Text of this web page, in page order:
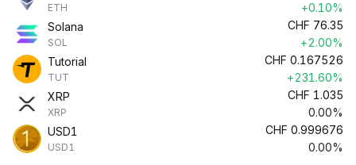
ETH
+0.10%
Solana
SOL
CHF 76.35
+2.00%
Tutorial
TUT
CHF 0.167526
+231.60%
XRP
XRP
CHF 1.035
0.00%
USD1
USD1
CHF 0.999676
0.00%